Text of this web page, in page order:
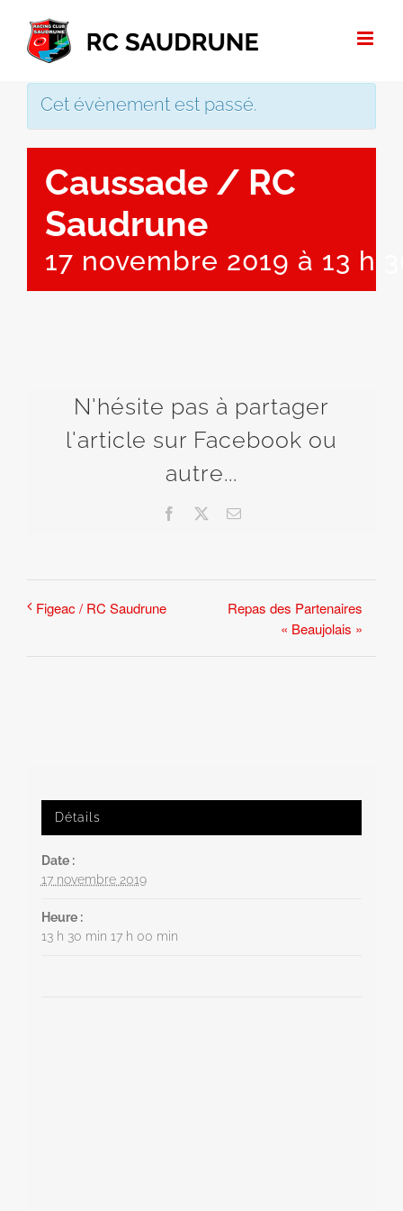
Passer
contenu
Cet évènement est passé.
Caussade / RC
Saudrune
17 novembre 2019 à 13 h
N'hésite pas à partager
l'article sur Facebook ou
autre...
Facebook Email
Figeac / RC Saudrune
Repas des Partenaires
« Beaujolais »
Détails
Date :
17 novembre 2019
Heure :
13 h 30 min 17 h 00 min